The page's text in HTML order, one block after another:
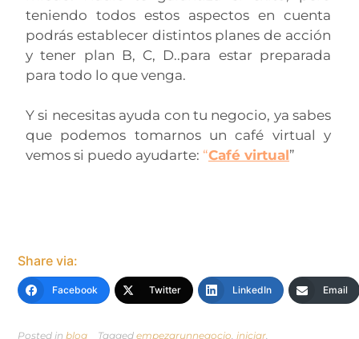
teniendo todos estos aspectos en cuenta
podrás establecer distintos planes de acción
y tener plan B, C, D..para estar preparada
para todo lo que venga.
Y si necesitas ayuda con tu negocio, ya sabes
que podemos tomarnos un café virtual y
vemos si puedo ayudarte: “Café virtual”
Share via:
Facebook Twitter LinkedIn Email
Posted in blog Tagged empezarunnegocio, iniciar,